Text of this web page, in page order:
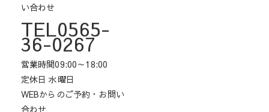
い合わせ
TEL0565-
36-0267
営業時間09:00～18:00
定休日 水曜日
WEBからのご予約・お問い
合わせ